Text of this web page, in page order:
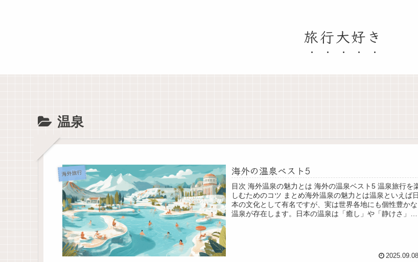
旅行大好き
温泉
海外旅行 海外の温泉ベスト5
目次 海外温泉の魅力とは 海外の温泉ベスト5 温泉旅行を
しむためのコツ まとめ海外温泉の魅力とは温泉といえば日
本の文化として有名ですが、実は世界各地にも個性豊かな
温泉が存在します。日本の温泉は「癒し」や「静けさ」を
2025.09.08